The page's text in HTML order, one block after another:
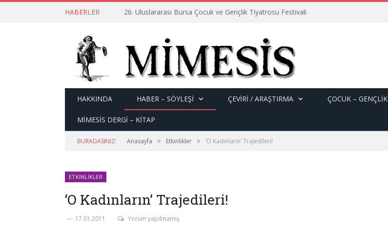
HABERLER 26. Uluslararası Bursa Çocuk ve Gençlik Tiyatrosu Festivali
HAKKINDA HABER – SÖYLEŞI ÇEVİRİ / ARAŞTIRMA ÇOCUK – GENÇLIK
MİMESİS DERGİ – KİTAP
BURADASINIZ: Anasayfa » Etkinlikler » ‘O Kadınların’ Trajedileri!
ETKINLIKLER
‘O Kadınların’ Trajedileri!
17.01.2011 Yorum yapılmamış